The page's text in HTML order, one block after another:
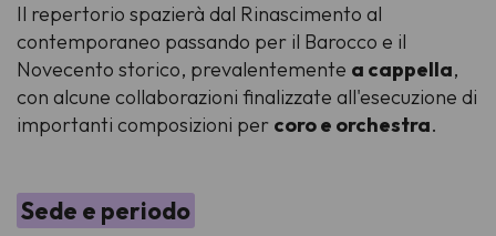
Il repertorio spazierà dal Rinascimento al
contemporaneo passando per il Barocco e il
Novecento storico, prevalentemente a cappella,
con alcune collaborazioni finalizzate all'esecuzione di
importanti composizioni per coro e orchestra.
Sede e periodo